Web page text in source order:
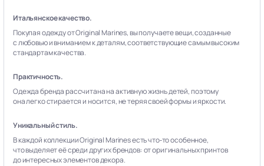
Итальянское качество.
Покупая одежду от Original Marines, вы получаете вещи, созданные
с любовью и вниманием к деталям, соответствующие самым высоким
стандартам качества.
Практичность.
Одежда бренда рассчитана на активную жизнь детей, поэтому
она легко стирается и носится, не теряя своей формы и яркости.
Уникальный стиль.
В каждой коллекции Original Marines есть что‑то особенное,
что выделяет её среди других брендов: от оригинальных принтов
до интересных элементов декора.